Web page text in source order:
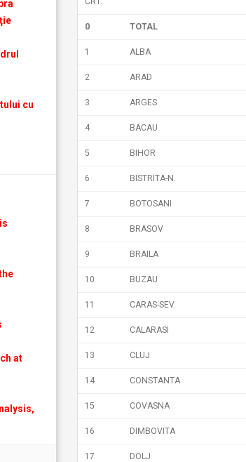
cu
at
0 TOTAL
1 ALBA
2 ARAD
3 ARGES
4 BACAU
5 BIHOR
6 BISTRITA-N.
7 BOTOSANI
8 BRASOV
9 BRAILA
10 BUZAU
11 CARAS-SEV.
12 CALARASI
13 CLUJ
14 CONSTANTA
15 COVASNA
16 DIMBOVITA
17 DOLJ